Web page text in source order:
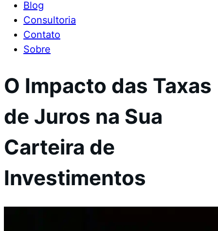
Blog
Consultoria
Contato
Sobre
O Impacto das Taxas
de Juros na Sua
Carteira de
Investimentos